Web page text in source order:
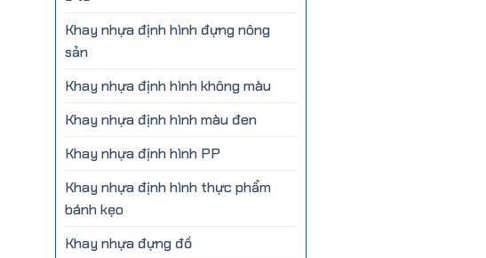
Khay nhựa định hình đựng nông
sản
Khay nhựa định hình không màu
Khay nhựa định hình màu đen
Khay nhựa định hình PP
Khay nhựa định hình thực phẩm
bánh kẹo
Khay nhựa đựng đồ